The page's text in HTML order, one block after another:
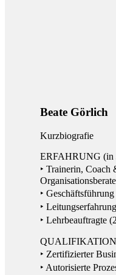
Beate Görlich
Kurzbiografie
ERFAHRUNG (in
‣ Trainerin, Coach
‣
‣
‣ Lehrbeauftragte
QUALIFIKATION
‣ Zertifizierter
‣ Autorisierte